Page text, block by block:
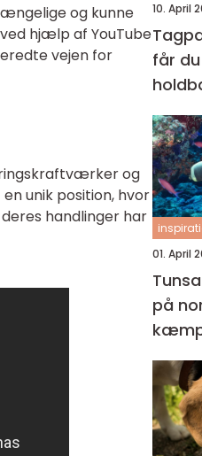
og kunne
hjælp af YouTube
vejen for
og
unik position, hvor
handlinger har
10. April
Tagpap
får
01. April
på